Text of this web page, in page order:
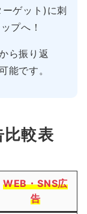
ゲット)に刺
プへ！
ら振り返
能です。
較表
WEB・SNS広
告